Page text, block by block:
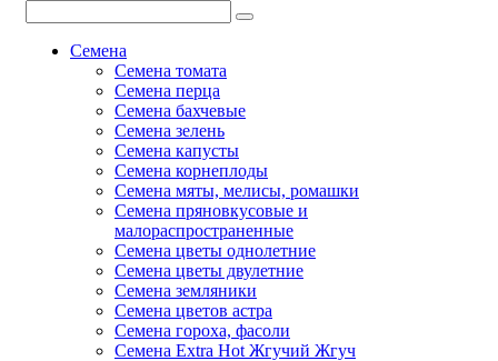
Семена
Семена томата
Семена перца
Семена бахчевые
Семена зелень
Семена капусты
Семена корнеплоды
Семена мяты, мелисы, ромашки
Семена пряновкусовые и
малораспространенные
Семена цветы однолетние
Семена цветы двулетние
Семена земляники
Семена цветов астра
Семена гороха, фасоли
Семена Extra Hot Жгучий Жгуч